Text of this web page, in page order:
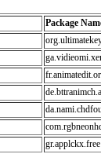
Package
gr.applckx.free